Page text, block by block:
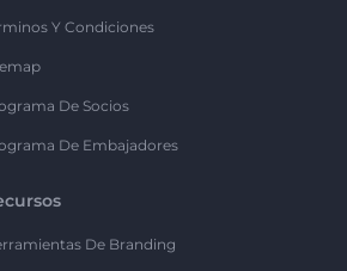
Y Condiciones
De Socios
De Embajadores
De Branding